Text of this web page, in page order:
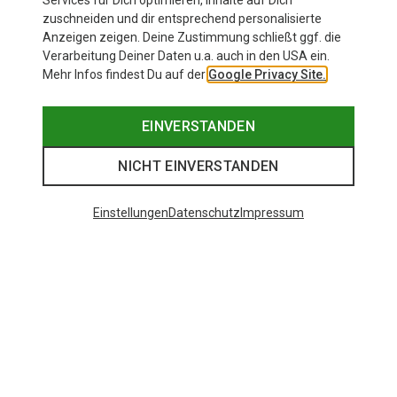
zuschneiden und dir entsprechend personalisierte
Anzeigen zeigen. Deine Zustimmung schließt ggf. die
Verarbeitung Deiner Daten u.a. auch in den USA ein.
Mehr Infos findest Du auf der Google Privacy Site.
EINVERSTANDEN
NICHT EINVERSTANDEN
EinstellungenDatenschutz Impressum